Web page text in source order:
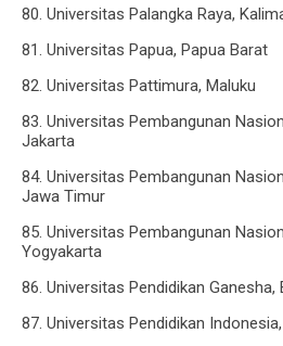
80. Universitas Palangka Raya,
81. Universitas Papua, Papua Barat
82. Universitas Pattimura, Maluku
83. Universitas Pembangunan
Jakarta
84. Universitas Pembangunan
Jawa Timur
85. Universitas Pembangunan
Yogyakarta
86. Universitas Pendidikan Ganesha,
87. Universitas Pendidikan